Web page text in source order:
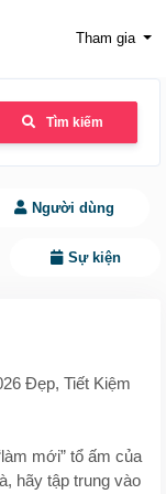
Tham gia
Tìm kiếm
Người dùng
Sự kiện
Đẹp, Tiết Kiệm
mới” tổ ấm của
hãy tập trung vào